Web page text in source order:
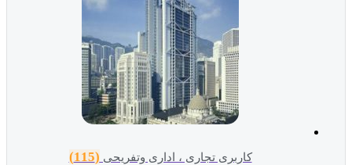
کاربری تجاری ، اداری وتفریحی(115)